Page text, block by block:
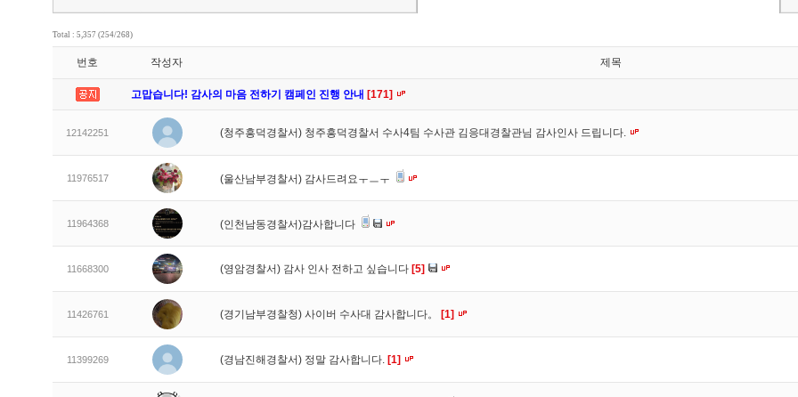
Total : 5,357 (254/268)
번호 작성자 제목
고맙습니다! 감사의 마음 전하기 캠페인 진행 안내 [171]
12142251 (청주흥덕경찰서) 청주흥덕경찰서 수사4팀 수사관 김응대경찰관님 감사인사 드립니다.
11976517 (울산남부경찰서) 감사드려요ㅜㅡㅜ
11964368 (인천남동경찰서)감사합니다
11668300 (영암경찰서) 감사 인사 전하고 싶습니다 [5]
11426761 (경기남부경찰청) 사이버 수사대 감사합니다。 [1]
11399269 (경남진해경찰서) 정말 감사합니다. [1]